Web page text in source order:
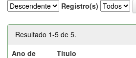
Registro(s)
Resultado 1-5 de 5.
Ano de
Título